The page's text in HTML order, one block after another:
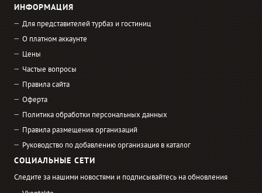
ИНФОРМАЦИЯ
Для представителей турбаз и гостиниц
О платном аккаунте
Цены
Частые вопросы
Правила сайта
Оферта
Политика обработки персональных данных
Правила размещения организаций
Руководство по добавлению организация в каталог
СОЦИАЛЬНЫЕ СЕТИ
Следите за нашими новостями и подписывайтесь на обновления